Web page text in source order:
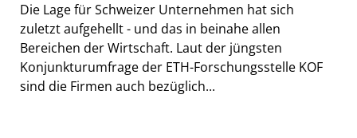
Die Lage für Schweizer Unternehmen hat sich
zuletzt aufgehellt - und das in beinahe allen
Bereichen der Wirtschaft. Laut der jüngsten
Konjunkturumfrage der ETH-Forschungsstelle KOF
sind die Firmen auch bezüglich...